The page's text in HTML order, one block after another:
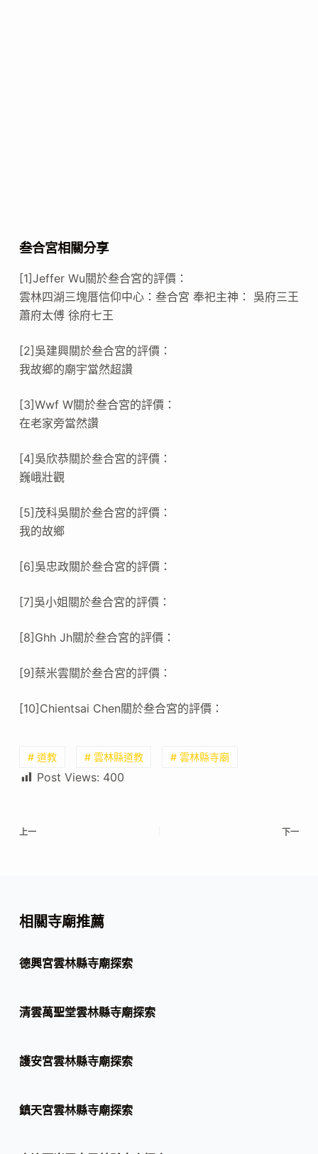
叁合宮相關分享
[1]Jeffer Wu關於叁合宮的評價：
雲林四湖三塊厝信仰中心：叁合宮 奉祀主神： 吳府三王
蕭府太傅 徐府七王
[2]吳建興關於叁合宮的評價：
我故鄉的廟宇當然超讚
[3]Wwf W關於叁合宮的評價：
在老家旁當然讚
[4]吳欣恭關於叁合宮的評價：
巍峨壯觀
[5]茂科吳關於叁合宮的評價：
我的故鄉
[6]吳忠政關於叁合宮的評價：
[7]吳小姐關於叁合宮的評價：
[8]Ghh Jh關於叁合宮的評價：
[9]蔡米雲關於叁合宮的評價：
[10]Chientsai Chen關於叁合宮的評價：
# 道教 # 雲林縣道教 # 雲林縣寺廟
Post Views: 400
上一 下一
相關寺廟推薦
德興宮雲林縣寺廟探索
清雲萬聖堂雲林縣寺廟探索
護安宮雲林縣寺廟探索
鎮天宮雲林縣寺廟探索